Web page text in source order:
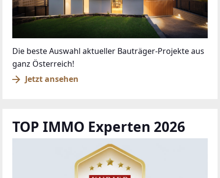
Die beste Auswahl aktueller Bauträger-Projekte aus
ganz Österreich!
Jetzt ansehen
TOP IMMO Experten 2026